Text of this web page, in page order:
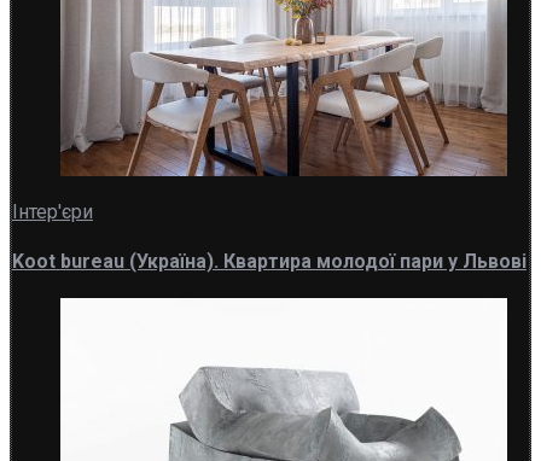
Інтер'єри
Koot bureau (Україна). Квартира молодої пари у Львові